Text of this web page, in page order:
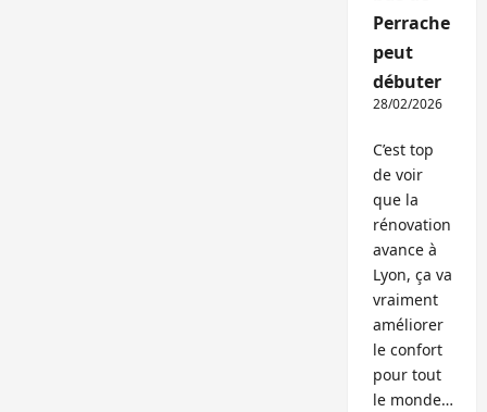
Perrache
peut
débuter
28/02/2026
C’est top
de voir
que la
rénovation
avance à
Lyon, ça va
vraiment
améliorer
le confort
pour tout
le monde…